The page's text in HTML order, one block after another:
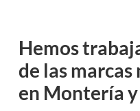
Hemos
de lasmarcas
en Montería y